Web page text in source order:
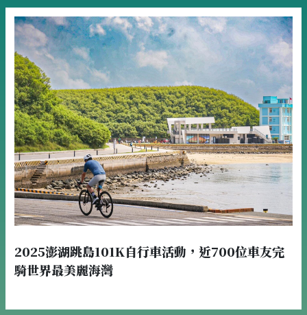
2025澎湖跳島101K自行車活動，近700位車友完
騎世界最美麗海灣